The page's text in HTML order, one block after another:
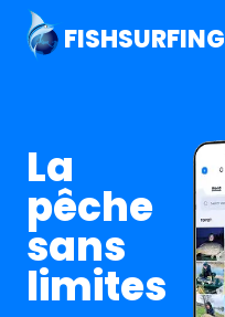
FISHSURFING
La
pêche
sans
limites